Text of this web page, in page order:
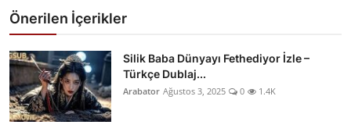
Önerilen İçerikler
Silik Baba Dünyayı Fethediyor İzle –
Türkçe Dublaj...
Arabator Ağustos 3, 2025 0 1.4K